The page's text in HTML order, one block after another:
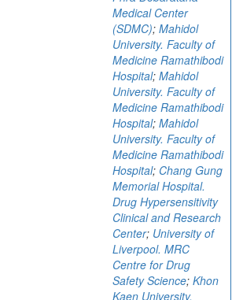
Medical Center
(SDMC); Mahidol
University. Faculty of
Medicine Ramathibodi
Hospital; Mahidol
University. Faculty of
Medicine Ramathibodi
Hospital; Mahidol
University. Faculty of
Medicine Ramathibodi
Hospital; Chang Gung
Memorial Hospital.
Drug Hypersensitivity
Clinical and Research
Center; University of
Liverpool. MRC
Centre for Drug
Safety Science; Khon
Kaen University.